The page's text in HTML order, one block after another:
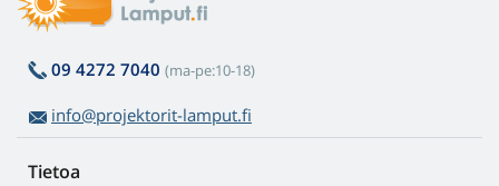
09 4272 7040 (ma-pe:10-18)
info@projektorit-lamput.fi
Tietoa